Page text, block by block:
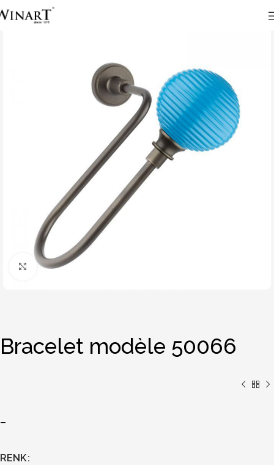
Click to enlarge
Bracelet modèle 50066
–
RENK